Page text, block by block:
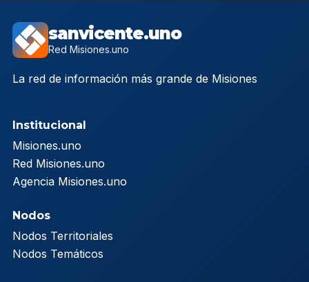
sanvicente.uno
Red Misiones.uno
La red de información más grande de Misiones
Institucional
Misiones.uno
Red Misiones.uno
Agencia Misiones.uno
Nodos
Nodos Territoriales
Nodos Temáticos